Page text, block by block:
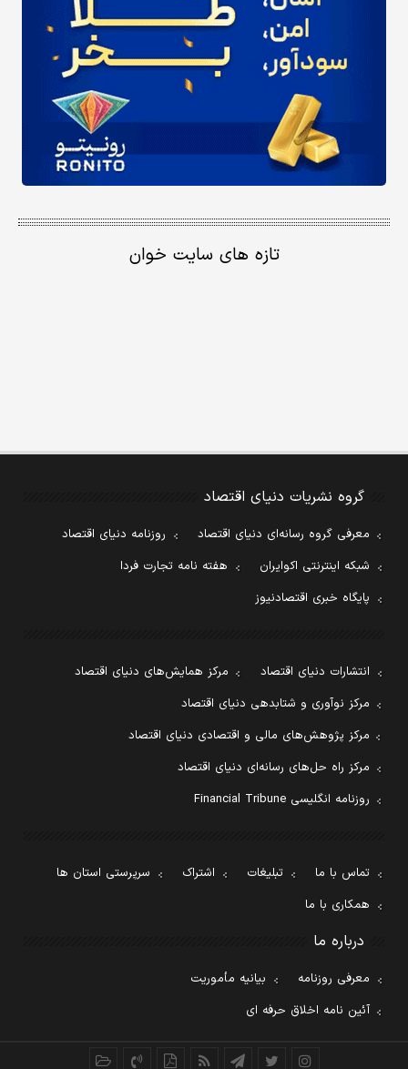
تازه های سایت خوان
گروه نشریات دنیای اقتصاد
معرفی گروه رسانه‌ای دنیای اقتصاد
روزنامه دنیای اقتصاد
شبکه اینترنتی اکوایران
هفته نامه تجارت فردا
پایگاه خبری اقتصادنیوز
انتشارات دنیای اقتصاد
مرکز همایش‌های دنیای اقتصاد
مرکز نوآوری و شتابدهی دنیای اقتصاد
مرکز پژوهش‌های مالی و اقتصادی دنیای اقتصاد
مرکز راه حل‌های رسانه‌ای دنیای اقتصاد
روزنامه انگلیسی Financial Tribune
تماس با ما تبلیغات اشتراک
سرپرستی استان ها
همکاری با ما
درباره ما
معرفی روزنامه
بیانیه مأموریت
آئین نامه اخلاق حرفه ای